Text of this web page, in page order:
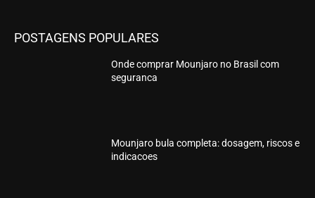
POSTAGENS POPULARES
Onde comprar Mounjaro no Brasil com
seguranca
Mounjaro bula completa: dosagem, riscos e
indicacoes